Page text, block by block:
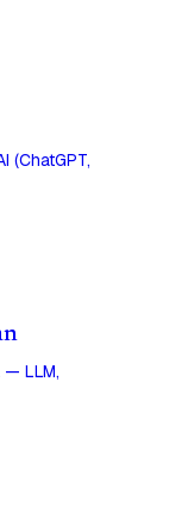
(ChatGPT,
— LLM,